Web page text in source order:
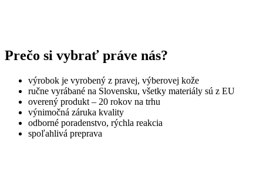
Prečo si vybrať práve nás?
výrobok je vyrobený z pravej, výberovej kože
ručne vyrábané na Slovensku, všetky materiály sú z EU
overený produkt – 20 rokov na trhu
výnimočná záruka kvality
odborné poradenstvo, rýchla reakcia
spoľahlivá preprava